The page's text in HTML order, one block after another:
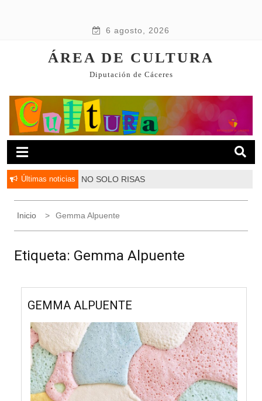
6 agosto, 2026
ÁREA DE CULTURA
Diputación de Cáceres
Últimas noticias NO SOLO RISAS
Inicio Gemma Alpuente
Etiqueta: Gemma Alpuente
GEMMA ALPUENTE